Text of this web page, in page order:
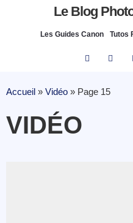
Le Blog
Les Guides Canon Tutos
Accueil » Vidéo » Page 15
VIDÉO